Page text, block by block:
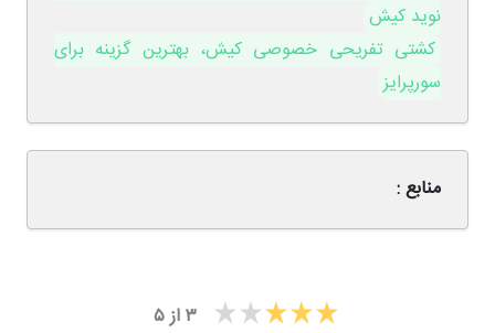
نوید کیش
کشتی تفریحی خصوصی کیش، بهترین گزینه برای
سورپرایز
منابع :
۳از۵